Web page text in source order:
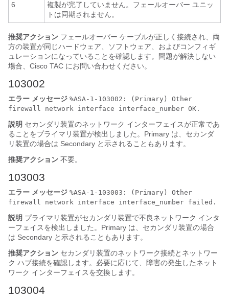
6
複製が完了していません。フェールオーバー ユニッ
トは同期されません。
推奨アクション フェールオーバー ケーブルが正しく接続され、両
方の装置が同じハードウェア、ソフトウェア、およびコンフィギ
ュレーションになっていることを確認します。問題が解決しない
場合、Cisco TAC にお問い合わせください。
103002
エラー メッセージ %ASA-1-103002: (Primary) Other
firewall network interface interface_number OK.
説明 セカンダリ装置のネットワーク インターフェイスが正常であ
ることをプライマリ装置が検出しました。Primary は、セカンダ
リ装置の場合は Secondary と示されることもあります。
推奨アクション 不要。
103003
エラー メッセージ %ASA-1-103003: (Primary) Other
firewall network interface interface_number failed.
説明 プライマリ装置がセカンダリ装置で不良ネットワーク インタ
ーフェイスを検出しました。Primary は、セカンダリ装置の場合
は Secondary と示されることもあります。
推奨アクション セカンダリ装置のネットワーク接続とネットワー
ク ハブ接続を確認します。必要に応じて、障害の発生したネット
ワーク インターフェイスを交換します。
103004